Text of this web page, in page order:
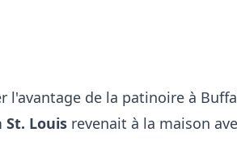
l'avantage de la patinoire à
Louis revenait à la maison